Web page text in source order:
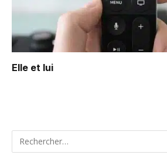
Elle et lui